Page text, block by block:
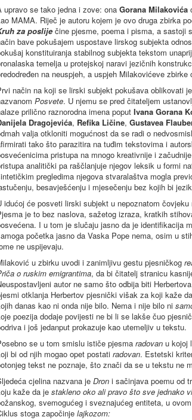
upravo se tako jedna i zove: ona Gorana Milakovića
MAMA. Riječ je autoru kojem je ovo druga zbirka
za poslije čine pjesme, poema i pisma, a sastoji
bave pokušajem uspostave lirskog subjekta
konstituiranja stabilnog subjekta tekstom
temelja u protejskoj naravi jezičnih
na neuspjeh, a uspjeh Milakovićeve
način na koji se lirski subjekt pokušava oblikovati
Posvete. U njemu se pred čitateljem
prilično raznorodna imena poput Ivana Gorana
Dragojevića, Refika Ličine, Gustavea
valja otkloniti mogućnost da se radi o
tako što parazitira na tuđim tekstovima i
pristupa na mnogo kreativnije i
analitički pa raščlanjuje njegov leksik u formi
pregledima njegova stvaralaštva mogla
besavješćenju i mjesečenju bez kojih bi
idućoj će posveti lirski subjekt u nepoznatom
je to bez naslova, sažetog izraza, kratkih
I u tom je slučaju jasno da je identifikacija
početka jasno da Vaska Pope nema, osim u
ne uspijevaju.
u zbirku uvodi i zanimljivu gestu pjesničkog
o ruskim emigrantima, da bi čitatelj stranicu
autor ne samo što odbija biti
otklanja Herbertov pjesnički višak za koji kaže da
danas kao ni onda nije bilo. Nema i nije bilo ni
poezija dodaje povijesti ne bi li se lakše čuo
i još jedanput prokazuje kao utemeljiv u tekstu.
se u tom smislu ističe pjesma radovan u kojoj
bi od njih mogao opet postati radovan. Estetski
tekst ne poznaje, što znači da se u tekstu ne
cjelina nazvana je Dron i sačinjava poemu od
kaže da je stakleno oko ali pravo što sve jednako
svemogućeg i sveznajućeg entiteta, u
stoga započinje lajkozom: